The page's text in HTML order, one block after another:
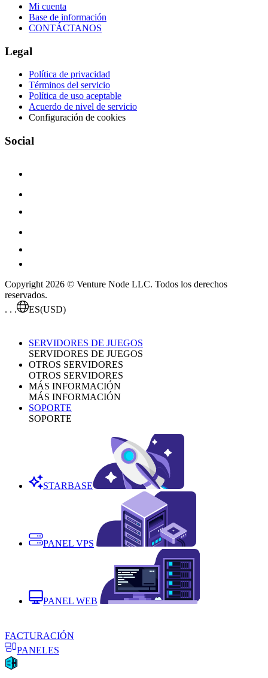
Mi cuenta
Base de información
CONTÁCTANOS
Legal
Política de privacidad
Términos del servicio
Política de uso aceptable
Acuerdo de nivel de servicio
Configuración de cookies
Social
Copyright 2026 © Venture Node LLC. Todos los derechos
reservados.
. . .
ES(USD)
SERVIDORES DE JUEGOS
SERVIDORES DE JUEGOS
OTROS SERVIDORES
OTROS SERVIDORES
MÁS INFORMACIÓN
MÁS INFORMACIÓN
SOPORTE
SOPORTE
STARBASE
PANEL VPS
PANEL WEB
FACTURACIÓN
PANELES